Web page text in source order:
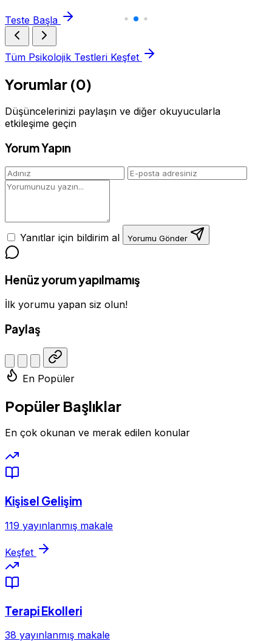
Teste Başla
Tüm Psikolojik Testleri Keşfet
Yorumlar (0)
Düşüncelerinizi paylaşın ve diğer okuyucularla
etkileşime geçin
Yorum Yapın
Yanıtlar için bildirim al Yorumu Gönder
Henüz yorum yapılmamış
İlk yorumu yapan siz olun!
Paylaş
En Popüler
Popüler Başlıklar
En çok okunan ve merak edilen konular
Kişisel Gelişim
119 yayınlanmış makale
Keşfet
Terapi Ekolleri
38 yayınlanmış makale